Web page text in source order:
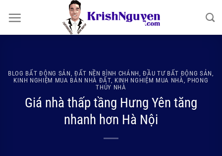
qua
nội
BLOG BẤT ĐỘNG SẢN ĐẤT NỀN BÌNH CHÁNH ,ĐẦU TƯ BẤT ĐỘNG SẢN
KINH NGHIỆM MUA BÁN NHÀ ĐẤT, KINH NGHIỆM MUA NHÀ
PHONG
THỦY NHÀ
Giá nhà thấp tầng Hưng Yên tăng
nhanh hơn Hà Nội